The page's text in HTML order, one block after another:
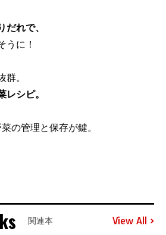
だれで、
うに！
群。
レシピ。
の管理と保存が鍵。
関連本 View All